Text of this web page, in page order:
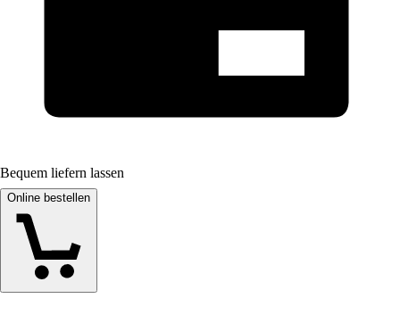
Bequem liefern lassen
Online bestellen